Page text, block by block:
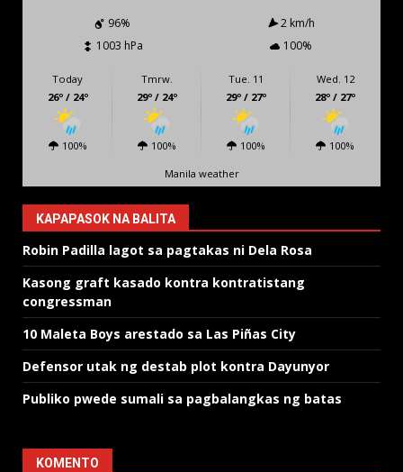
96%
2 km/h
1003 hPa
100%
Today
26º / 24º
100%
Tmrw.
29º / 24º
100%
Tue. 11
29º / 27º
100%
Wed. 12
28º / 27º
100%
Manila weather
KAPAPASOK NA BALITA
Robin Padilla lagot sa pagtakas ni Dela Rosa
Kasong graft kasado kontra kontratistang
congressman
10 Maleta Boys arestado sa Las Piñas City
Defensor utak ng destab plot kontra Dayunyor
Publiko pwede sumali sa pagbalangkas ng batas
KOMENTO